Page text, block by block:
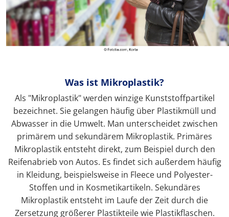
Was ist Mikroplastik?
Als "Mikroplastik" werden winzige Kunststoffpartikel
bezeichnet. Sie gelangen häufig über Plastikmüll und
Abwasser in die Umwelt. Man unterscheidet zwischen
primärem und sekundärem Mikroplastik. Primäres
Mikroplastik entsteht direkt, zum Beispiel durch den
Reifenabrieb von Autos. Es findet sich außerdem häufig
in Kleidung, beispielsweise in Fleece und Polyester-
Stoffen und in Kosmetikartikeln. Sekundäres
Mikroplastik entsteht im Laufe der Zeit durch die
Zersetzung größerer Plastikteile wie Plastikflaschen.